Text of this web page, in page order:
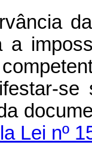
a
Lei nº